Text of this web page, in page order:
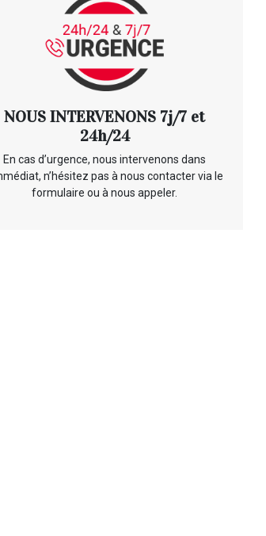
NOUS INTERVENONS 7j/7 et
24h/24
En cas d’urgence, nous intervenons dans
n’hésitez pas à nous contacter via le
formulaire ou à nous appeler.